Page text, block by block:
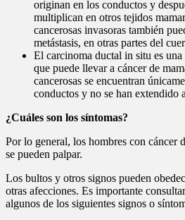
originan en los conductos y
multiplican en otros tejidos
cancerosas invasoras también
metástasis, en otras partes del
El carcinoma ductal in situ es una
que puede llevar a cáncer de
cancerosas se encuentran
conductos y no se han extendido
¿Cuáles son los síntomas?
Por lo general, los hombres con cáncer
se pueden palpar.
Los bultos y otros signos pueden
otras afecciones. Es importante
algunos de los siguientes signos o